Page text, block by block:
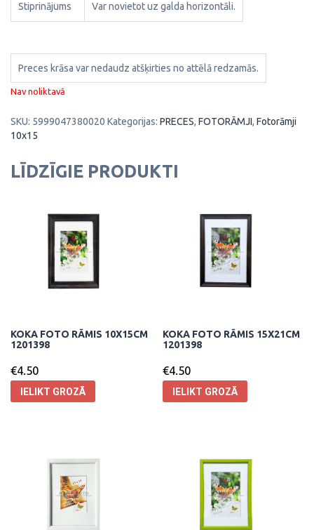
Stiprinājums Var novietot uz galda horizontāli.
Preces krāsa var nedaudz atšķirties no attēlā redzamās.
Nav noliktavā
SKU: 5999047380020 Kategorijas: PRECES, FOTORĀMJI, Fotorāmji
10x15
LĪDZĪGIE PRODUKTI
KOKA FOTO RĀMIS 10X15CM
1201398
€4.50
IELIKT GROZĀ
KOKA FOTO RĀMIS 15X21CM
1201398
€4.50
IELIKT GROZĀ